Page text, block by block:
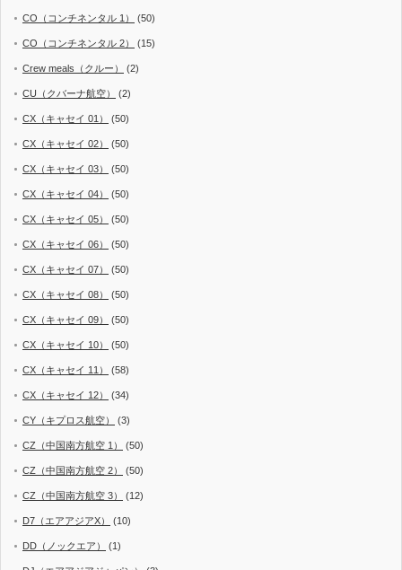
CO（コンチネンタル 1） (50)
CO（コンチネンタル 2） (15)
Crew meals（クルー） (2)
CU（クバーナ航空） (2)
CX（キャセイ 01） (50)
CX（キャセイ 02） (50)
CX（キャセイ 03） (50)
CX（キャセイ 04） (50)
CX（キャセイ 05） (50)
CX（キャセイ 06） (50)
CX（キャセイ 07） (50)
CX（キャセイ 08） (50)
CX（キャセイ 09） (50)
CX（キャセイ 10） (50)
CX（キャセイ 11） (58)
CX（キャセイ 12） (34)
CY（キプロス航空） (3)
CZ（中国南方航空 1） (50)
CZ（中国南方航空 2） (50)
CZ（中国南方航空 3） (12)
D7（エアアジアX） (10)
DD（ノックエア） (1)